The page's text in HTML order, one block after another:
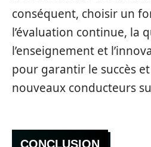
conséquent, choisir un
l’évaluation continue, la
l’enseignement et
pour garantir le succès
nouveaux conducteurs
CONCLUSION